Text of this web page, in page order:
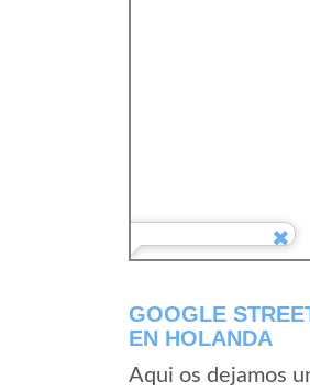
GOOGLE
EN HOLANDA
Aqui os dejamos